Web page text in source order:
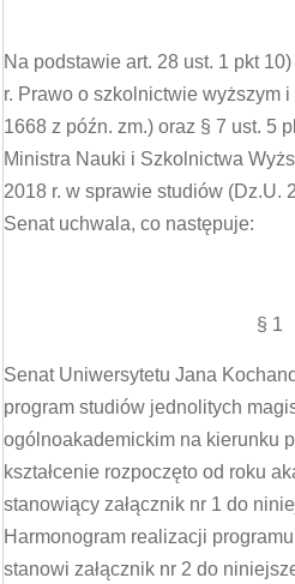
Na podstawie art. 28 ust. 1 pkt
r. Prawo o szkolnictwie wyższym
1668 z późn. zm.) oraz § 7 ust. 5
Ministra Nauki i Szkolnictwa
2018 r. w sprawie studiów (Dz.U.
Senat uchwala, co następuje:
§ 1
Senat Uniwersytetu Jana
program studiów jednolitych
ogólnoakademickim na kierunku
kształcenie rozpoczęto od roku
stanowiący załącznik nr 1 do
Harmonogram realizacji
stanowi załącznik nr 2 do